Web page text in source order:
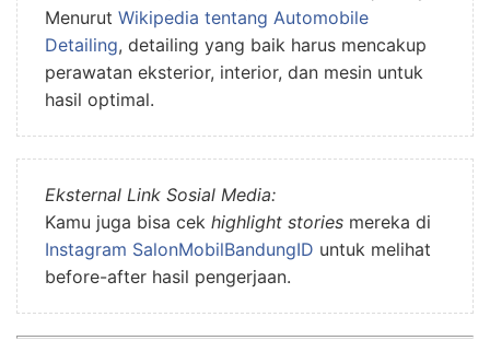
Menurut Wikipedia tentang Automobile
Detailing, detailing yang baik harus mencakup
perawatan eksterior, interior, dan mesin untuk
hasil optimal.
Eksternal Link Sosial Media:
Kamu juga bisa cek highlight stories mereka di
Instagram SalonMobilBandungID untuk melihat
before-after hasil pengerjaan.